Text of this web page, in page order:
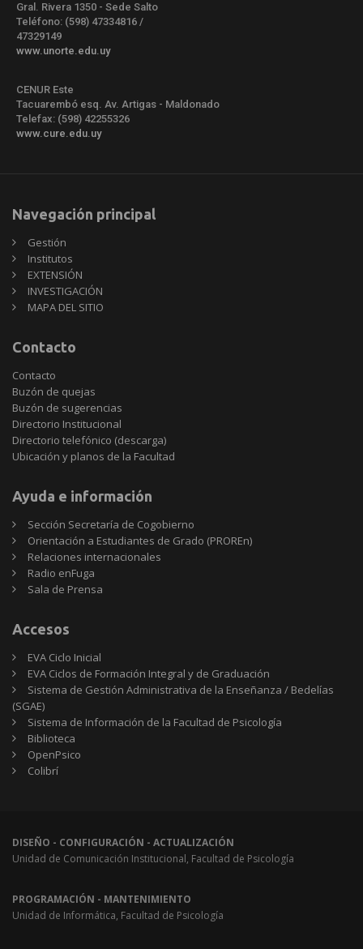
Gral. Rivera 1350 - Sede Salto
Teléfono: (598) 47334816 /
47329149
www.unorte.edu.uy
CENUR Este
Tacuarembó esq. Av. Artigas - Maldonado
Telefax: (598) 42255326
www.cure.edu.uy
Navegación principal
Gestión
Institutos
EXTENSIÓN
INVESTIGACIÓN
MAPA DEL SITIO
Contacto
Contacto
Buzón de quejas
Buzón de sugerencias
Directorio Institucional
Directorio telefónico (descarga)
Ubicación y planos de la Facultad
Ayuda e información
Sección Secretaría de Cogobierno
Orientación a Estudiantes de Grado (PROREn)
Relaciones internacionales
Radio enFuga
Sala de Prensa
Accesos
EVA Ciclo Inicial
EVA Ciclos de Formación Integral y de Graduación
Sistema de Gestión Administrativa de la Enseñanza / Bedelías
(SGAE)
Sistema de Información de la Facultad de Psicología
Biblioteca
OpenPsico
Colibrí
DISEÑO - CONFIGURACIÓN - ACTUALIZACIÓN
Unidad de Comunicación Institucional, Facultad de Psicología
PROGRAMACIÓN - MANTENIMIENTO
Unidad de Informática, Facultad de Psicología